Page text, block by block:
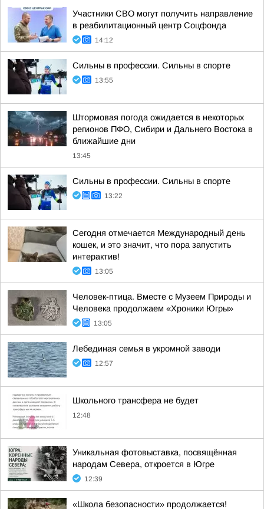
Участники СВО могут получить направление
в реабилитационный центр Соцфонда
14:12
Сильны в профессии. Сильны в спорте
13:55
Штормовая погода ожидается в некоторых
регионов ПФО, Сибири и Дальнего Востока в
ближайшие дни
13:45
Сильны в профессии. Сильны в спорте
13:22
Сегодня отмечается Международный день
кошек, и это значит, что пора запустить
интерактив!
13:05
Человек-птица. Вместе с Музеем Природы и
Человека продолжаем «Хроники Югры»
13:05
Лебединая семья в укромной заводи
12:57
Школьного трансфера не будет
12:48
Уникальная фотовыставка, посвящённая
народам Севера, откроется в Югре
12:39
«Школа безопасности» продолжается!